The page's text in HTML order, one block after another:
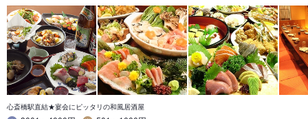
心斎橋駅直結★宴会にピッタリの和風居酒屋